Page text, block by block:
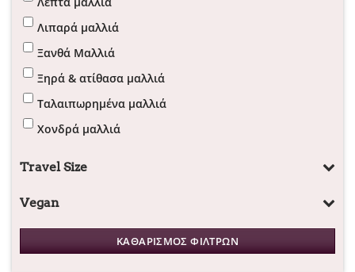
Λιπαρά μαλλιά
Ξανθά Μαλλιά
Ξηρά & ατίθασα μαλλιά
Ταλαιπωρημένα μαλλιά
Χονδρά μαλλιά
Travel Size
Vegan
ΚΑΘΑΡΙΣΜΟΣ ΦΙΛΤΡΩΝ